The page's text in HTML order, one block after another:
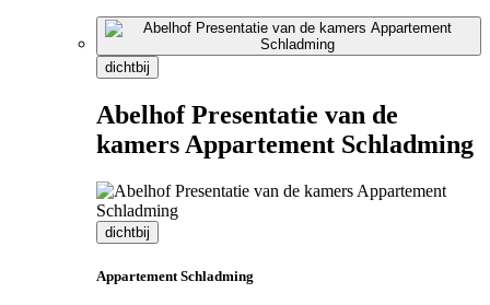
dichtbij
Abelhof Presentatie van de
kamers Appartement Schladming
dichtbij
Appartement Schladming